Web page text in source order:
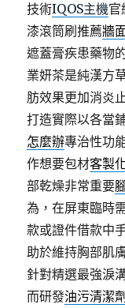
技術IQOS主機官
漆滾筒刷推薦牆
遮蓋膏疾患藥物
業妍茶是純漢方
肪效果更加消炎
打造實際以各當
怎麼辦專治性功
作想要包材客製
部乾燥非常重要
為，在屏東臨時
款或證件借款中
助於維持胸部肌
針對精選最強淚
而研發油污清潔